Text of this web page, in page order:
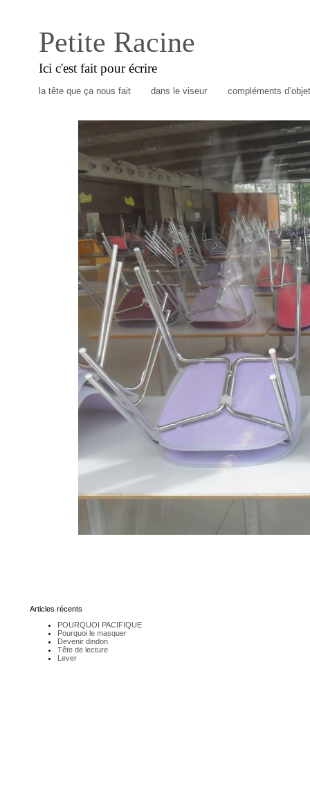
Petite Racine
Ici c'est fait pour écrire
la tête que ça nous fait dans le viseur compléments
Articles récents
POURQUOI PACIFIQUE
Pourquoi le masquer
Devenir dindon
Tête de lecture
Lever